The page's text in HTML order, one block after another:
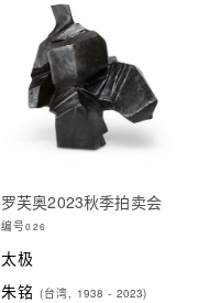
罗芙奥2023秋季拍卖会
编号026
太极
朱铭 (台湾, 1938 - 2023)